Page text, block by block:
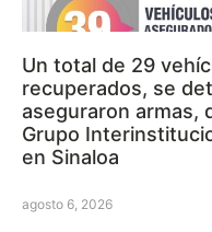
Un total de 29
recuperados, se
aseguraron armas,
Grupo
en Sinaloa
agosto 6, 2026